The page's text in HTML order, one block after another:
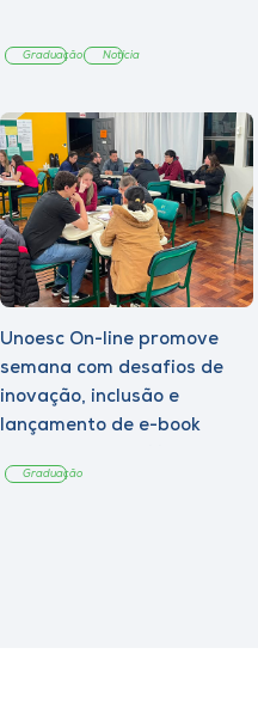
Graduação Notícia
Unoesc On-line promove
semana com desafios de
inovação, inclusão e
lançamento de e-book
Graduação